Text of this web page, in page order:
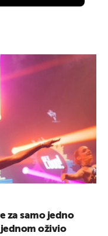
za samo jedno
oživio